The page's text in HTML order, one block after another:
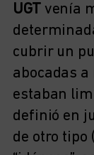
UGTvenía
cubrir un
abocadas
estaban
definió en
de otro tipo